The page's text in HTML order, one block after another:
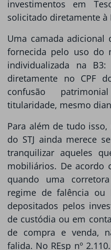
investimentos em
solicitado diretamente à
Uma camada adicional
fornecida pelo uso do
individualizada na
diretamente no CPF
confusão
titularidade, mesmo
Para além de tudo
do STJ ainda merece
tranquilizar aqueles
mobiliários. De acordo
quando uma
regime de falência ou
depositados pelos
de custódia ou em
de compra e venda,
falida. No REsp nº